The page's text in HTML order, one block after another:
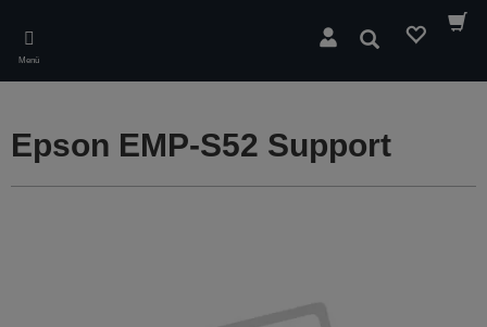
main
content
Menü
Suchen
Epson EMP-S52 Support